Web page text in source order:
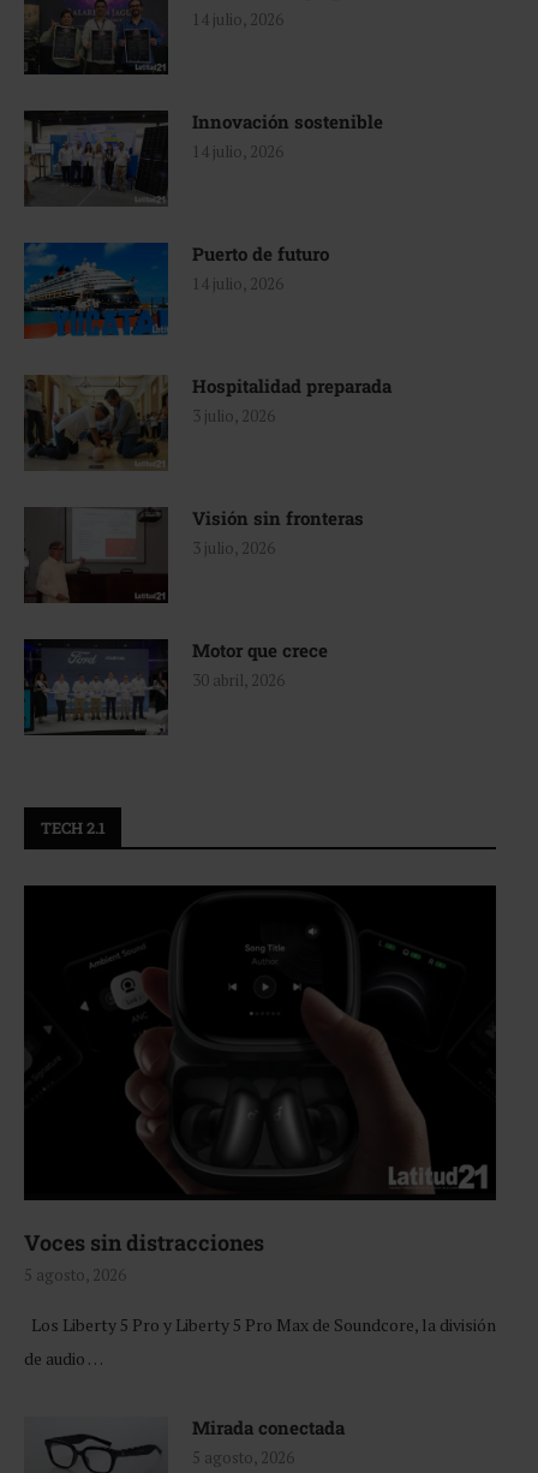
14 julio, 2026
Innovación sostenible
14 julio, 2026
Puerto de futuro
14 julio, 2026
Hospitalidad preparada
3 julio, 2026
Visión sin fronteras
3 julio, 2026
Motor que crece
30 abril, 2026
TECH 2.1
Voces sin distracciones
5 agosto, 2026
Los Liberty 5 Pro y Liberty 5 Pro Max de Soundcore, la división
de audio …
Mirada conectada
5 agosto, 2026